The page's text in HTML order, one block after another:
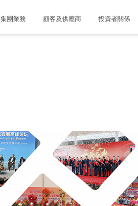
集團業務 顧客及供應商 投資者關係